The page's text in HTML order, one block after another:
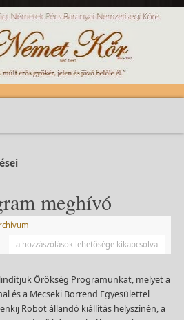
meghívó
a hozzászólások lehetősége kikapcsolva
Örökség Programunkat, melyet a
és a Mecseki Borrend Egyesülettel
Robot állandó kiállítás helyszínén, a